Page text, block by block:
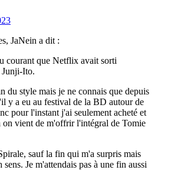
JaNein a dit :
courant que Netflix avait sorti
Ito.
du style mais je ne connais que depuis
y a eu au festival de la BD autour de
pour l'instant j'ai seulement acheté et
on vient de m'offrir l'intégral de Tomie
sauf la fin qui m'a surpris mais
sens. Je m'attendais pas à une fin aussi